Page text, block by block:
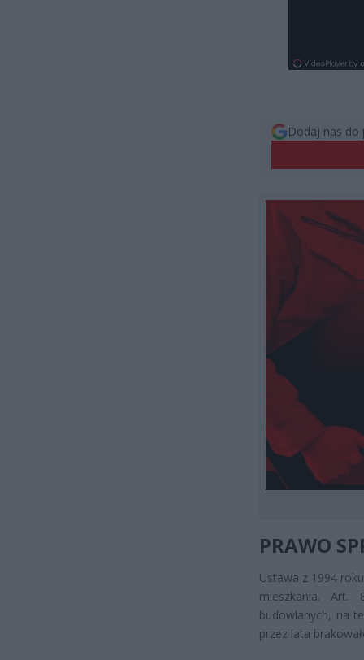
Dodaj nas do
PRAWO
Ustawa z 1994
mieszkania.
budowlanych, na
przez lata